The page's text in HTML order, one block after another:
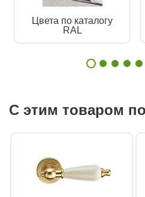
Цвета по каталогу
RAL
С этим товаром